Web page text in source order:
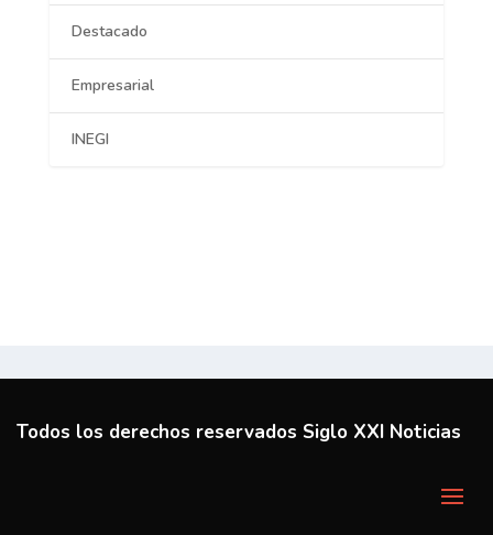
Destacado
Empresarial
INEGI
Todos los derechos reservados Siglo XXI Noticias